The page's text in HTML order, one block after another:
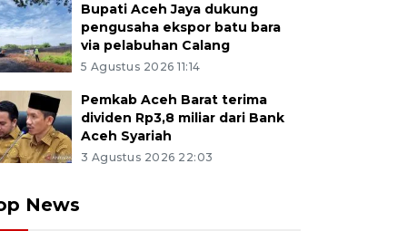
Bupati Aceh Jaya dukung
pengusaha ekspor batu bara
via pelabuhan Calang
5 Agustus 2026 11:14
Pemkab Aceh Barat terima
dividen Rp3,8 miliar dari Bank
Aceh Syariah
3 Agustus 2026 22:03
News